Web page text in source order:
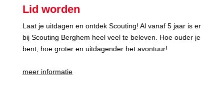
Lid worden
Laat je uitdagen en ontdek Scouting! Al vanaf 5 jaar is er
bij Scouting Berghem heel veel te beleven. Hoe ouder je
bent, hoe groter en uitdagender het avontuur!
meer informatie